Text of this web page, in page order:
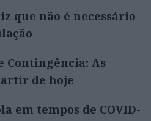
que não é necessário
Contingência: As
de hoje
em tempos de COVID-